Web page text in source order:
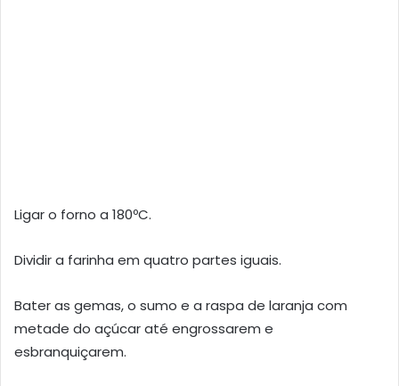
Ligar o forno a 180ºC.
Dividir a farinha em quatro partes iguais.
Bater as gemas, o sumo e a raspa de laranja com
metade do açúcar até engrossarem e
esbranquiçarem.